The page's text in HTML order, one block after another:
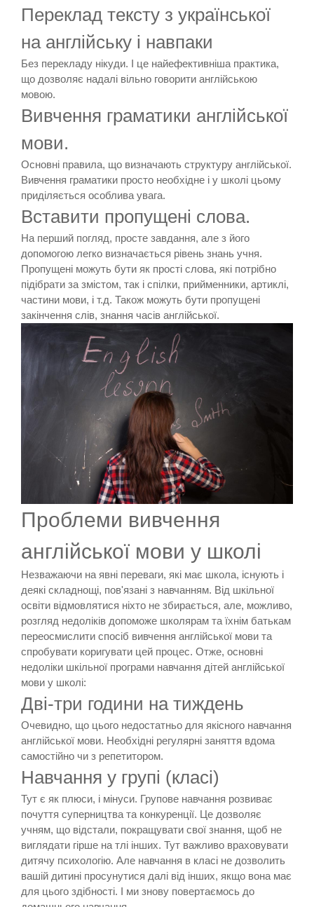
Переклад тексту з української
на англійську і навпаки
Без перекладу нікуди. І це найефективніша практика,
що дозволяє надалі вільно говорити англійською
мовою.
Вивчення граматики англійської
мови.
Основні правила, що визначають структуру англійської.
Вивчення граматики просто необхідне і у школі цьому
приділяється особлива увага.
Вставити пропущені слова.
На перший погляд, просте завдання, але з його
допомогою легко визначається рівень знань учня.
Пропущені можуть бути як прості слова, які потрібно
підібрати за змістом, так і спілки, прийменники, артиклі,
частини мови, і т.д. Також можуть бути пропущені
закінчення слів, знання часів англійської.
Проблеми вивчення
англійської мови у школі
Незважаючи на явні переваги, які має школа, існують і
деякі складнощі, пов'язані з навчанням. Від шкільної
освіти відмовлятися ніхто не збирається, але, можливо,
розгляд недоліків допоможе школярам та їхнім батькам
переосмислити спосіб вивчення англійської мови та
спробувати коригувати цей процес. Отже, основні
недоліки шкільної програми навчання дітей англійської
мови у школі:
Дві-три години на тиждень
Очевидно, що цього недостатньо для якісного навчання
англійської мови. Необхідні регулярні заняття вдома
самостійно чи з репетитором.
Навчання у групі (класі)
Тут є як плюси, і мінуси. Групове навчання розвиває
почуття суперництва та конкуренції. Це дозволяє
учням, що відстали, покращувати свої знання, щоб не
виглядати гірше на тлі інших. Тут важливо враховувати
дитячу психологію. Але навчання в класі не дозволить
вашій дитині просунутися далі від інших, якщо вона має
для цього здібності. І ми знову повертаємось до